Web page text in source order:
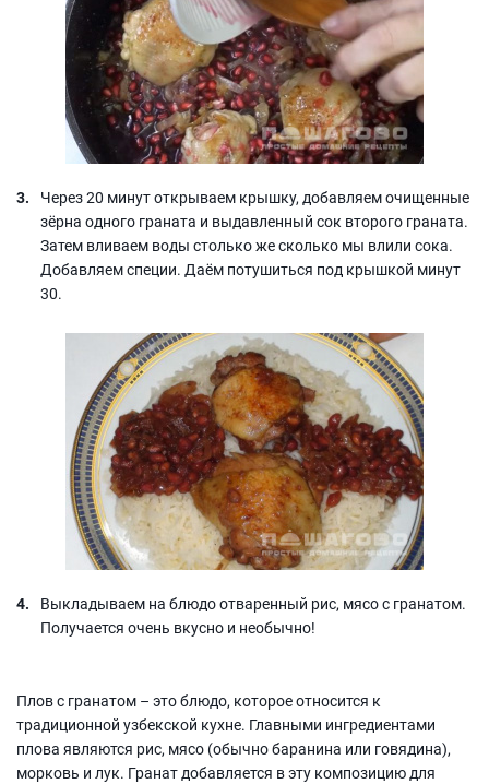
Через 20 минут открываем крышку, добавляем очищенные
зёрна одного граната и выдавленный сок второго граната.
Затем вливаем воды столько же сколько мы влили сока.
Добавляем специи. Даём потушиться под крышкой минут
30.
Выкладываем на блюдо отваренный рис, мясо с гранатом.
Получается очень вкусно и необычно!
Плов с гранатом – это блюдо, которое относится к
традиционной узбекской кухне. Главными ингредиентами
плова являются рис, мясо (обычно баранина или говядина),
морковь и лук. Гранат добавляется в эту композицию для